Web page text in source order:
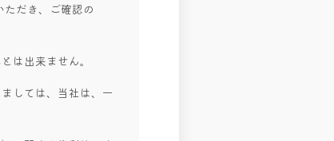
だき、ご確認の
は出来ません。
しては、当社は、一